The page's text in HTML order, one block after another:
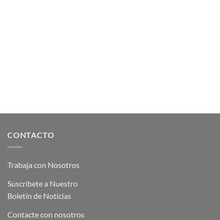
CONTACTO
Trabaja con Nosotros
Suscríbete a Nuestro
Boletín de Noticias
Contacte con nosotros